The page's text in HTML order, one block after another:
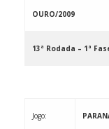
OURO/2009
13ª Rodada – 1ª
Jogo: